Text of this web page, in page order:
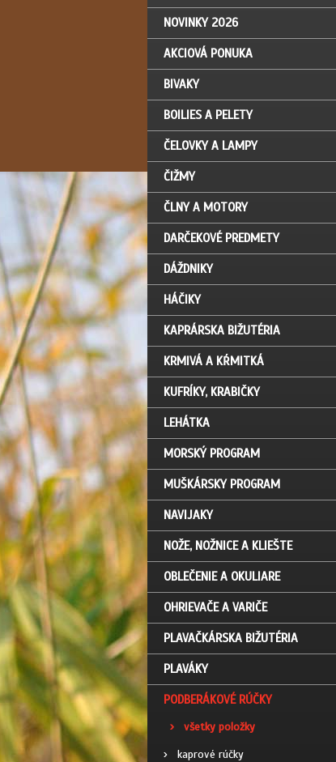
NOVINKY 2026
AKCIOVÁ PONUKA
BIVAKY
BOILIES A PELETY
ČELOVKY A LAMPY
ČIŽMY
ČLNY A MOTORY
DARČEKOVÉ PREDMETY
DÁŽDNIKY
HÁČIKY
KAPRÁRSKA BIŽUTÉRIA
KRMIVÁ A KŔMITKÁ
KUFRÍKY, KRABIČKY
LEHÁTKA
MORSKÝ PROGRAM
MUŠKÁRSKY PROGRAM
NAVIJAKY
NOŽE, NOŽNICE A KLIEŠTE
OBLEČENIE A OKULIARE
OHRIEVAČE A VARIČE
PLAVAČKÁRSKA BIŽUTÉRIA
PLAVÁKY
PODBERÁKOVÉ RÚČKY
›
všetky položky
›
kaprové rúčky